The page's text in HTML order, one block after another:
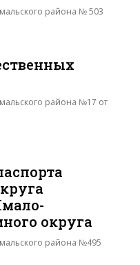
района № 503
района №17 от
округа
района №495